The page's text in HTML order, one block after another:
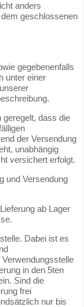
anders
geschlossenen
gegebenenfalls
unter einer
geregelt, dass die
der Versendung
unabhängig
versichert erfolgt.
und Versendung
ab Lager
Dabei ist es
in den 5ten
Sind die
frei
nur bis